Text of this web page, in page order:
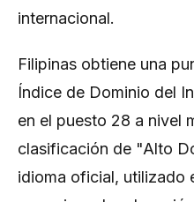
internacional.
Filipinas obtiene una
Índice de Dominio del
en el puesto 28 a nivel
clasificación de "Alto
idioma oficial, utilizado